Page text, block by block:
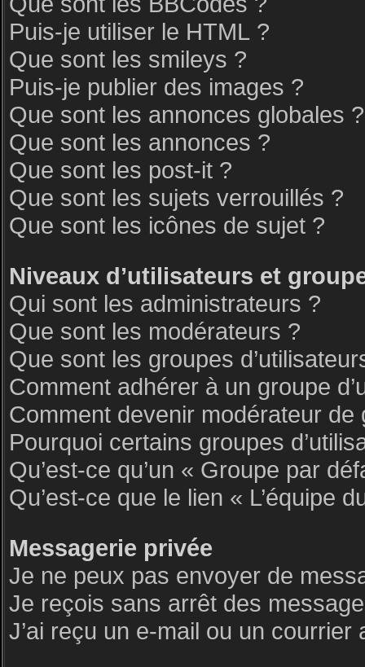
Puis-je utiliser le HTML ?
Que sont les smileys ?
Puis-je publier des images ?
Que sont les annonces globales ?
Que sont les annonces ?
Que sont les post-it ?
Que sont les sujets verrouillés ?
Que sont les icônes de sujet ?
Niveaux d’utilisateurs et
Qui sont les administrateurs ?
Que sont les modérateurs ?
Que sont les groupes
Comment adhérer à un groupe
Comment devenir modérateur de
Pourquoi certains groupes
Qu’est-ce qu’un « Groupe par
Qu’est-ce que le lien « L’équipe
Messagerie privée
Je ne peux pas envoyer de
Je reçois sans arrêt des
J’ai reçu un e-mail ou un courrier